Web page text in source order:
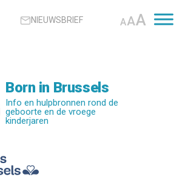
NIEUWSBRIEF AAA
Born in Brussels
Info en hulpbronnen rond de
geboorte en de vroege
kinderjaren